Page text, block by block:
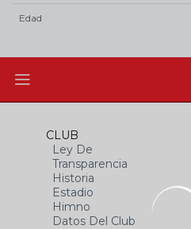
Edad
CLUB
Ley De
Transparencia
Historia
Estadio
Himno
Datos Del Club